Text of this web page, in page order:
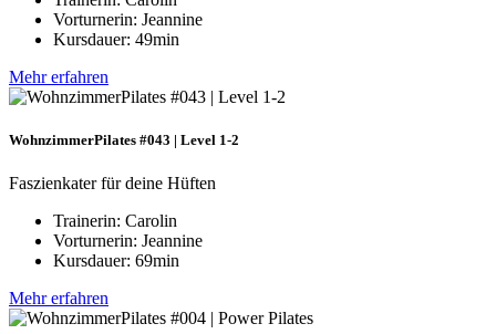
Vorturnerin: Jeannine
Kursdauer: 49min
Mehr erfahren
WohnzimmerPilates #043 | Level 1-2
Faszienkater für deine Hüften
Trainerin: Carolin
Vorturnerin: Jeannine
Kursdauer: 69min
Mehr erfahren